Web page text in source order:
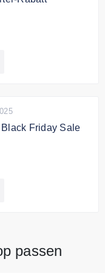
und einen
Friday Sale
passen